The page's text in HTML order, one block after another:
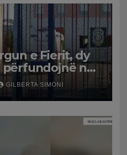
e Fierit, dy
në
GILBERTA SIMONI